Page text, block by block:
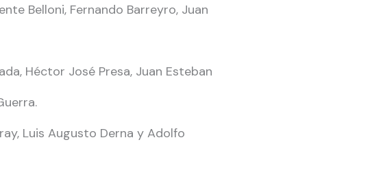
Belloni, Fernando Barreyro, Juan
Héctor José Presa, Juan Esteban
Luis Augusto Derna y Adolfo